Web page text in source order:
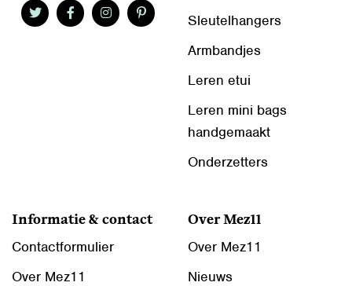
Sleutelhangers
Armbandjes
Leren etui
Leren mini bags
handgemaakt
Onderzetters
Informatie & contact
Contactformulier
Over Mez11
Over Mez11
Over Mez11
Nieuws